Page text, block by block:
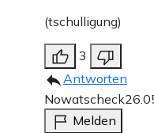
(tschulligung)
3
Antworten
Nowatscheck
Melden